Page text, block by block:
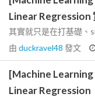
Linear Regression
其實就只是在打基礎、
由 duckravel48 發文
[Machine Learning
Linear Regression